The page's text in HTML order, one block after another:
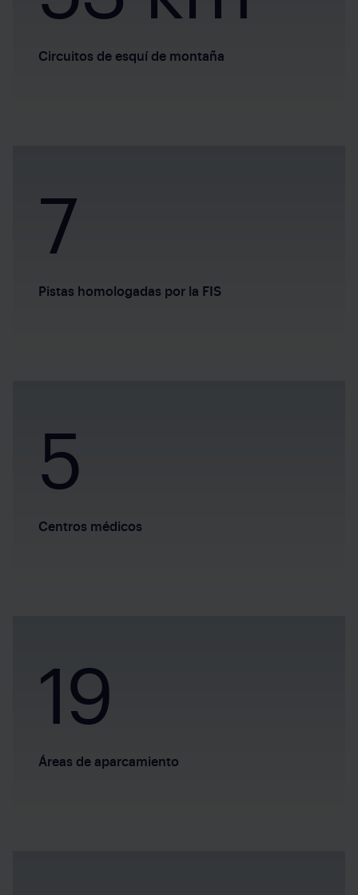
Circuitos de esquí de montaña
7
Pistas homologadas por la FIS
5
Centros médicos
19
Áreas de aparcamiento